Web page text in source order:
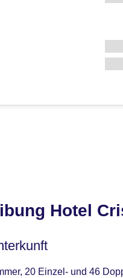
Hotel
20 Einzel- und 46